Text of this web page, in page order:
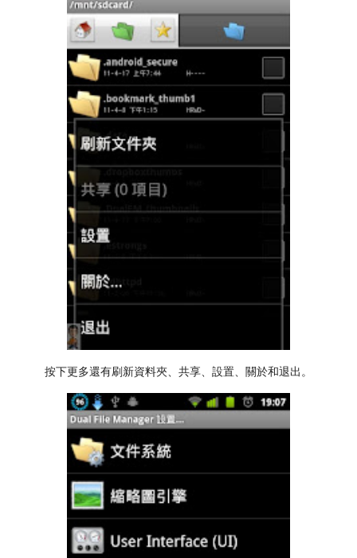
按下更多還有刷新資料夾、共享、設置、關於和退出。